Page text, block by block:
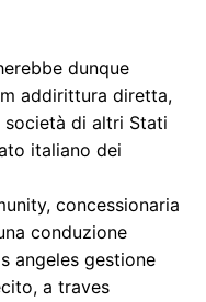
dunque
addirittura diretta,
di altri Stati
italiano dei
concessionaria
conduzione
angeles gestione
a traves